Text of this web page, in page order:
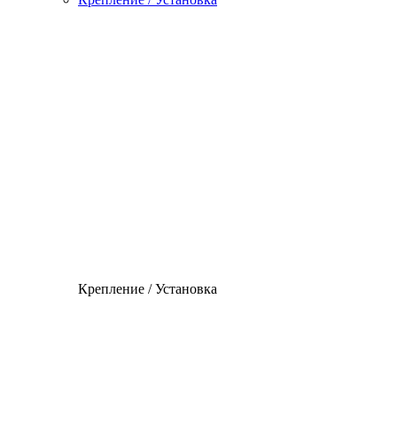
Крепление / Установка